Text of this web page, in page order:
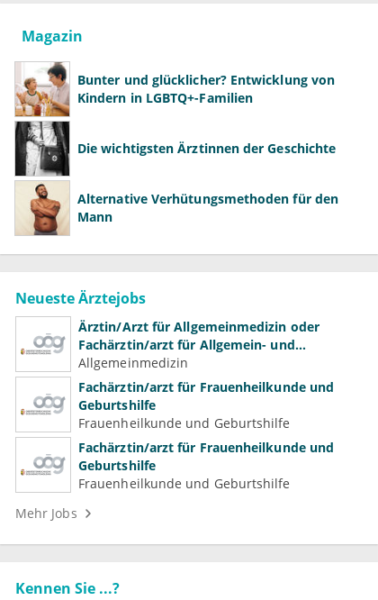
Magazin
Bunter und glücklicher? Entwicklung von
Kindern in LGBTQ+-Familien
Die wichtigsten Ärztinnen der Geschichte
Alternative Verhütungsmethoden für den
Mann
Neueste Ärztejobs
Ärztin/Arzt für Allgemeinmedizin oder
Fachärztin/arzt für Allgemein- und
Familienmedizin für Psychiatrie und
Psychotherapeutische Medizin
Allgemeinmedizin
Fachärztin/arzt für Frauenheilkunde und
Geburtshilfe
Frauenheilkunde und Geburtshilfe
Fachärztin/arzt für Frauenheilkunde und
Geburtshilfe
Frauenheilkunde und Geburtshilfe
Mehr Jobs
Kennen Sie ...?